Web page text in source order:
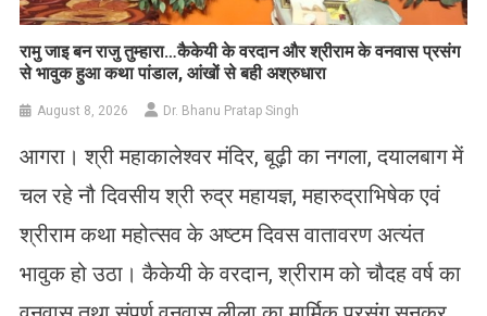
रामु जाइ बन राजु तुम्हारा…कैकेयी के वरदान और श्रीराम के वनवास प्रसंग
से भावुक हुआ कथा पांडाल, आंखों से बही अश्रुधारा
August 8, 2026 Dr. Bhanu Pratap Singh
आगरा। श्री महाकालेश्वर मंदिर, बूढ़ी का नगला, दयालबाग में
चल रहे नौ दिवसीय श्री रुद्र महायज्ञ, महारुद्राभिषेक एवं
श्रीराम कथा महोत्सव के अष्टम दिवस वातावरण अत्यंत
भावुक हो उठा। कैकेयी के वरदान, श्रीराम को चौदह वर्ष का